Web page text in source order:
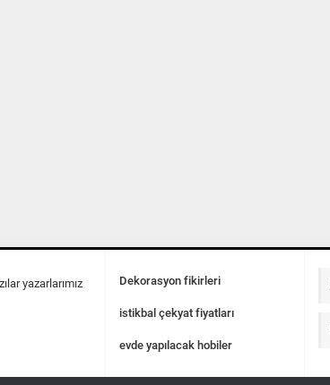
yazarlarımız
Dekorasyon fikirleri
istikbal çekyat fiyatları
evde yapılacak hobiler